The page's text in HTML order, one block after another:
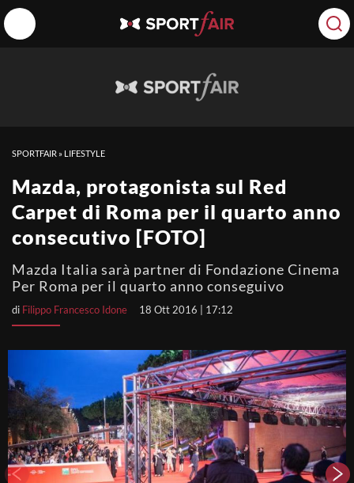
SPORTFAIR » LIFESTYLE
Mazda, protagonista sul Red
Carpet di Roma per il quarto anno
consecutivo [FOTO]
Mazda Italia sarà partner di Fondazione Cinema
Per Roma per il quarto anno conseguivo
di Filippo Francesco Idone 18 Ott 2016 | 17:12